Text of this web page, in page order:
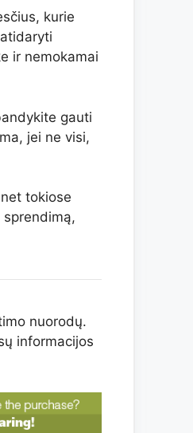
kurie
ir nemokamai
gauti
jei ne visi,
tokiose
nuorodų.
informacijos